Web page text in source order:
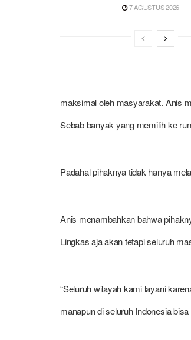
7 AGUSTUS 2026
maksimal oleh masyarakat. Anis
Sebab banyak yang memilih ke
Padahal pihaknya tidak hanya
Anis menambahkan bahwa
Lingkas aja akan tetapi seluruh
“Seluruh wilayah kami layani
manapun di seluruh Indonesia